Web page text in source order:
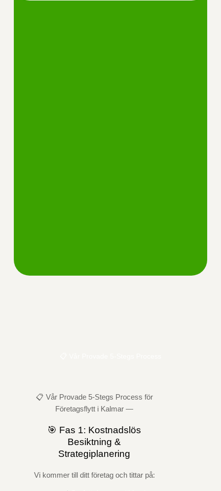
📋 Vår Provade 5-Stegs Process för
Företagsflytt i Kalmar —
🎯 Fas 1: Kostnadslös
Besiktning &
Strategiplanering
Vi kommer till ditt företag och tittar på: